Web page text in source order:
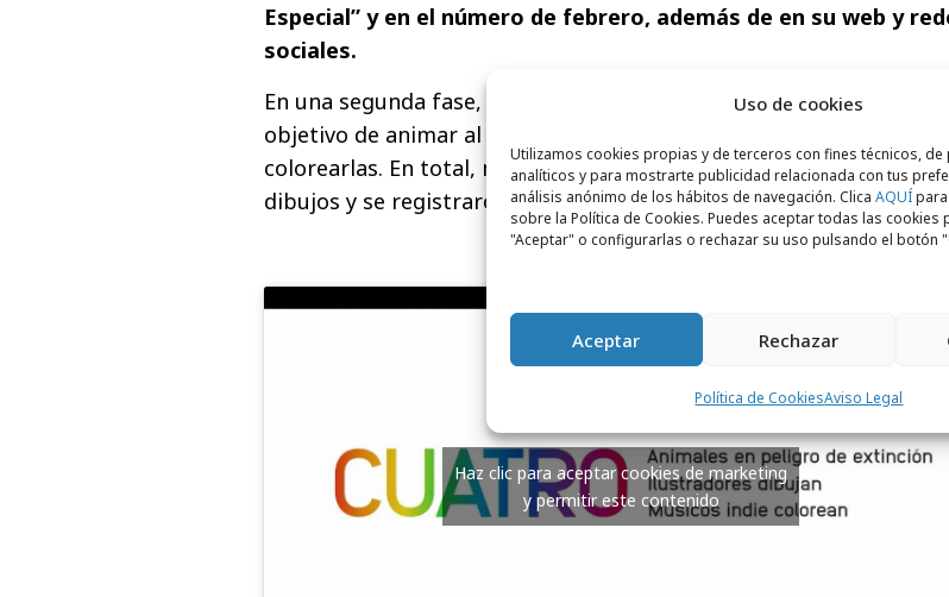
Uso de cookies
Utilizamos cookies propias y de terceros con fines técnicos, de
analíticos y para mostrarte publicidad relacionada con tus
análisis anónimo de los hábitos de navegación. Clica AQUÍ
sobre la Política de Cookies. Puedes aceptar todas las cookies
"Aceptar" o configurarlas o rechazar su uso pulsando el botón
Aceptar Rechazar
Política de CookiesAviso Legal
Especial” y en el número de febrero, además de en su web y
sociales.
En una segunda fase, se creó un
concurso en redes sociales
objetivo de animar al público final a descargarse las láminas y
colorearlas. En total, más de 600 personas participaron con sus
dibujos y se registraron más de 50.000 interacciones y likes.
Haz clic para aceptar cookies de marketing
y permitir este contenido